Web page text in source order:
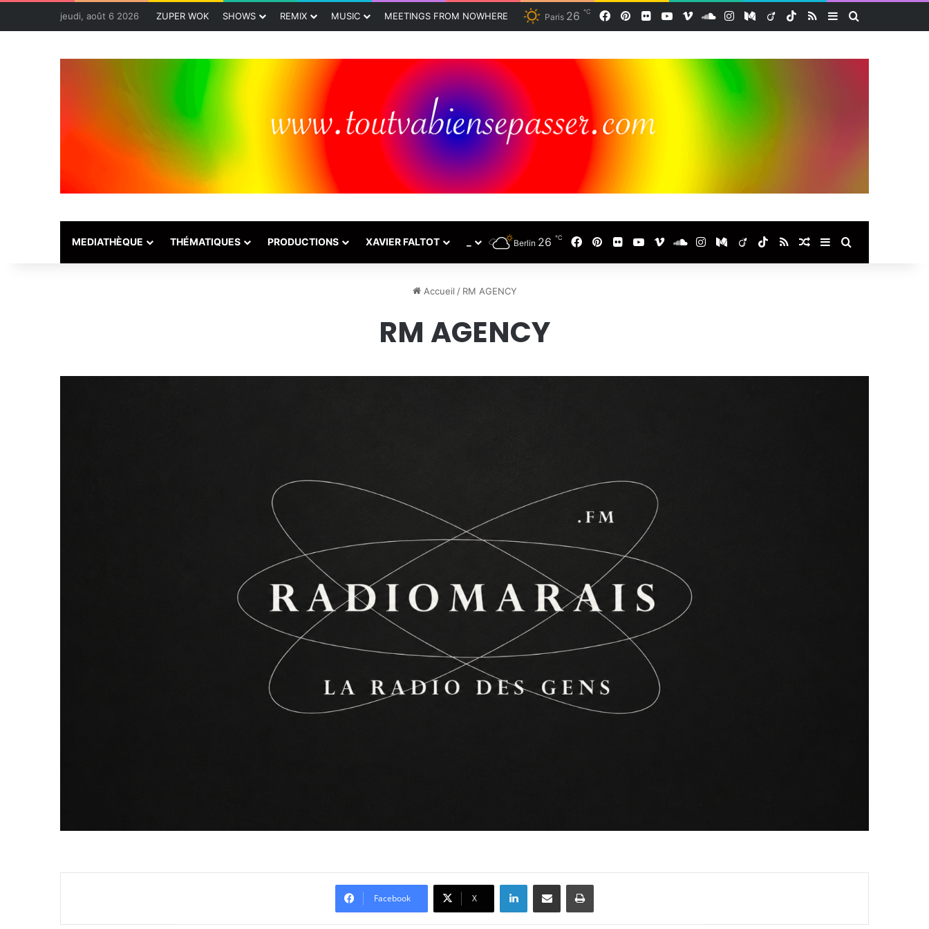
jeudi, août 6 2026 ZUPER WOK SHOWS REMIX MUSIC MEETINGS FROM NOWHERE Paris 26 ℃ Facebook
Pinterest
Flickr YouTube
VimeoSoundCloud
InstagramMedium
ViadeoTikTok
RSS Sidebar (barre
MEDIATHÈQUE THÉMATIQUES PRODUCTIONS XAVIER FALTOT Berlin 26 ℃ Facebook
Pinterest
Flickr YouTube
VimeoSoundCloud
InstagramMedium
ViadeoTikTok
RSS Article Aléatoire
Sidebar (barre
Accueil / RM AGENCY
RM AGENCY
Facebook X